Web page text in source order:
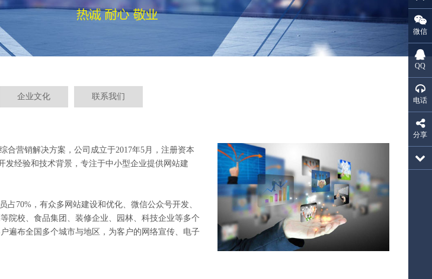
企业文化 联系我们
营销解决方案，公司成立于2017年5月，注册资本
发经验和技术背景，专注于中小型企业提供网站建
70%，有众多网站建设和优化、微信公众号开发、
院校、食品集团、装修企业、园林、科技企业等多个
遍布全国多个城市与地区，为客户的网络宣传、电子
微信
QQ
电话
分享